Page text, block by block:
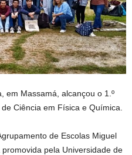
em Massamá, alcançou o 1.º
Ciência em Física e Química.
de Escolas Miguel
pela Universidade de